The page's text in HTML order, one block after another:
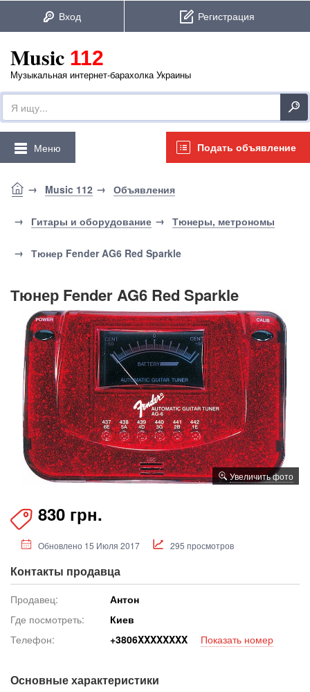
Music 112
Музыкальная интернет-барахолка Украины
Подать объявление
Меню
Music 112 Объявления
Гитары и оборудование Тюнеры, метрономы
Тюнер Fender AG6 Red Sparkle
Тюнер Fender AG6 Red Sparkle
Увеличить фото
830 грн.
Обновлено 15 Июля 2017 295 просмотров
Контакты продавца
Продавец:
Антон
Где посмотреть:
Киев
Телефон:
+3806XXXXXXXX Показать номер
Основные характеристики